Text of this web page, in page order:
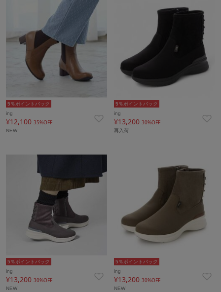
5％ポイントバック
ing
¥12,100 35%OFF
NEW
5％ポイントバック
ing
¥13,200 30%OFF
再入荷
5％ポイントバック
ing
¥13,200 30%OFF
NEW
5％ポイントバック
ing
¥13,20030%OFF
NEW